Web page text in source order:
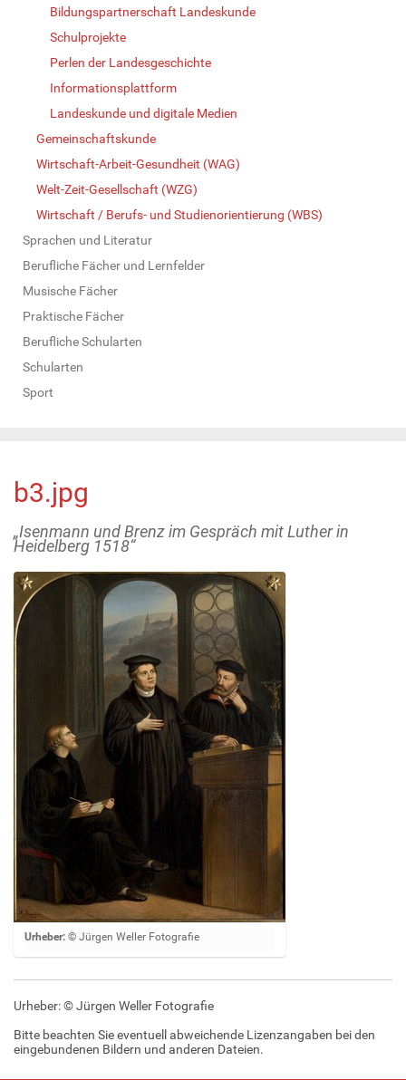
Bildungspartnerschaft Landeskunde
Schulprojekte
Perlen der Landesgeschichte
Informationsplattform
Landeskunde und digitale Medien
Gemeinschaftskunde
Wirtschaft-Arbeit-Gesundheit (WAG)
Welt-Zeit-Gesellschaft (WZG)
Wirtschaft / Berufs- und Studienorientierung (WBS)
Sprachen und Literatur
Berufliche Fächer und Lernfelder
Musische Fächer
Praktische Fächer
Berufliche Schularten
Schularten
Sport
b3.jpg
„Isenmann und Brenz im Gespräch mit Luther in
Heidelberg 1518“
Z
e
e
i
Urheber: © Jürgen Weller Fotografie
Urheber: © Jürgen Weller Fotografie
Bitte beachten Sie eventuell abweichende Lizenzangaben bei den
eingebundenen Bildern und anderen Dateien.